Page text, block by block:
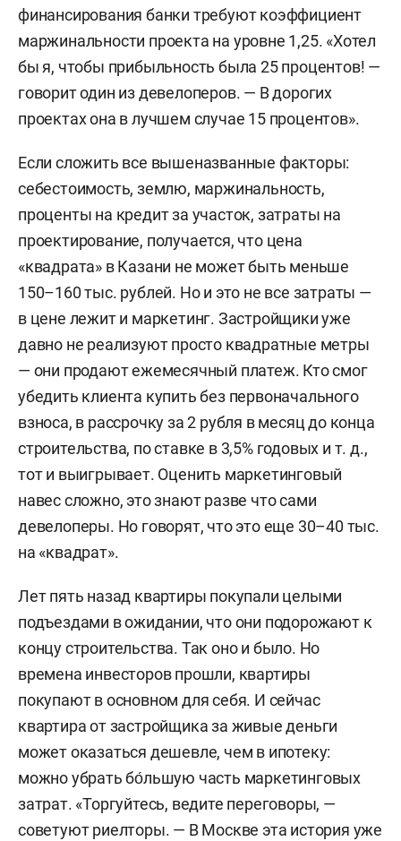
финансирования банки требуют коэффициент
маржинальности проекта на уровне 1,25. «Хотел
бы я, чтобы прибыльность была 25 процентов! —
говорит один из девелоперов. — В дорогих
проектах она в лучшем случае 15 процентов».
Если сложить все вышеназванные факторы:
себестоимость, землю, маржинальность,
проценты на кредит за участок, затраты на
проектирование, получается, что цена
«квадрата» в Казани не может быть меньше
150–160 тыс. рублей. Но и это не все затраты —
в цене лежит и маркетинг. Застройщики уже
давно не реализуют просто квадратные метры
— они продают ежемесячный платеж. Кто смог
убедить клиента купить без первоначального
взноса, в рассрочку за 2 рубля в месяц до конца
строительства, по ставке в 3,5% годовых и т. д.,
тот и выигрывает. Оценить маркетинговый
навес сложно, это знают разве что сами
девелоперы. Но говорят, что это еще 30–40 тыс.
на «квадрат».
Лет пять назад квартиры покупали целыми
подъездами в ожидании, что они подорожают к
концу строительства. Так оно и было. Но
времена инвесторов прошли, квартиры
покупают в основном для себя. И сейчас
квартира от застройщика за живые деньги
может оказаться дешевле, чем в ипотеку:
можно убрать бо́льшую часть маркетинговых
затрат. «Торгуйтесь, ведите переговоры, —
советуют риелторы. — В Москве эта история уже